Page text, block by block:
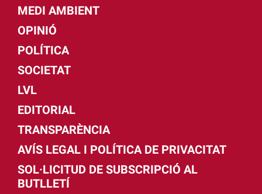
MEDI AMBIENT
OPINIÓ
POLÍTICA
SOCIETAT
LVL
EDITORIAL
TRANSPARÈNCIA
AVÍS LEGAL I POLÍTICA DE PRIVACITAT
SOL·LICITUD DE SUBSCRIPCIÓ AL
BUTLLETÍ